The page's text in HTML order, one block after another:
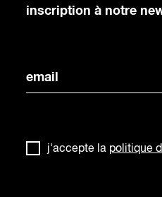
inscription à notre
j'accepte la politique